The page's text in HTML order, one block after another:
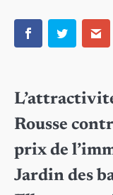
Rousse
prix de
Jardin des